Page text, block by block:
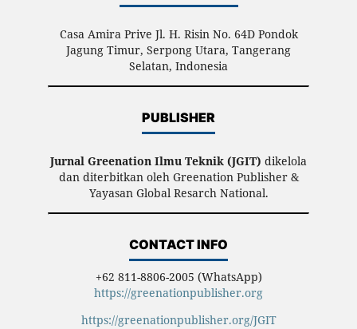
Casa Amira Prive Jl. H. Risin No. 64D Pondok
Jagung Timur, Serpong Utara, Tangerang
Selatan, Indonesia
PUBLISHER
Jurnal Greenation Ilmu Teknik (JGIT) dikelola
dan diterbitkan oleh Greenation Publisher &
Yayasan Global Resarch National.
CONTACT INFO
+62 811-8806-2005 (WhatsApp)
https://greenationpublisher.org
https://greenationpublisher.org/JGIT